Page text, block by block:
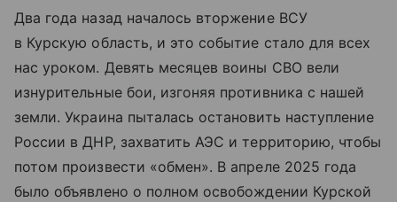
Два года назад началось вторжение ВСУ
в Курскую область, и это событие стало для всех
нас уроком. Девять месяцев воины СВО вели
изнурительные бои, изгоняя противника с нашей
земли. Украина пыталась остановить наступление
России в ДНР, захватить АЭС и территорию, чтобы
потом произвести «обмен». В апреле 2025 года
было объявлено о полном освобождении Курской